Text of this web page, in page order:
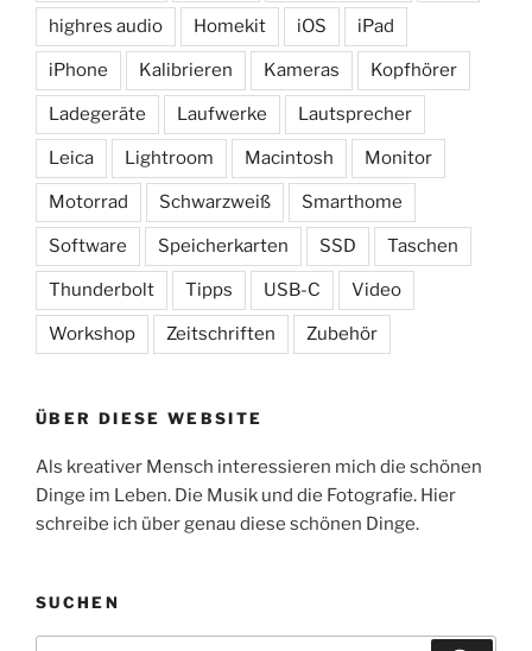
highres audio Homekit iOS iPad
iPhone Kalibrieren Kameras Kopfhörer
Ladegeräte Laufwerke Lautsprecher
Leica Lightroom Macintosh Monitor
Motorrad Schwarzweiß Smarthome
Software Speicherkarten SSD Taschen
Thunderbolt Tipps USB-C Video
Workshop Zeitschriften Zubehör
ÜBER DIESE WEBSITE
Als kreativer Mensch interessieren mich die schönen
Dinge im Leben. Die Musik und die Fotografie. Hier
schreibe ich über genau diese schönen Dinge.
SUCHEN